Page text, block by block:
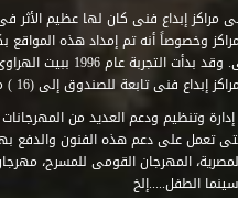
مراكز إبداع فنى كان لها عظيم الأثر
وخصوصاً أنه تم إمداد هذه المواقع
المتطلبات التى تكفل لها أداء دورها الثقافى والفنى.
فنى تابعة للصندوق إلى (16 ) مركزاً .. .
وتنظيم ودعم العديد من المهرجانات
تعمل على دعم هذه الفنون والدفع
المهرجان القومى للمسرح،
الطفل.....إلخ